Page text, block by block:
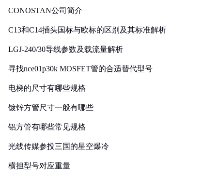
CONOSTAN公司简介
C13和C14插头国标与欧标的区别及其标准解析
LGJ-240/30导线参数及载流量解析
寻找nce01p30k MOSFET管的合适替代型号
电梯的尺寸有哪些规格
镀锌方管尺寸一般有哪些
铝方管有哪些常见规格
光线传媒参投三国的星空爆冷
横担型号对应重量